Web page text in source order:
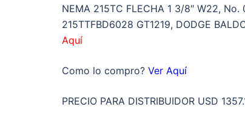
NEMA 215TC FLECHA 1 3/8″ W22, No.
215TTFBD6028 GT1219, DODGE
Aquí
Como lo compro? Ver Aquí
PRECIO PARA DISTRIBUIDOR USD